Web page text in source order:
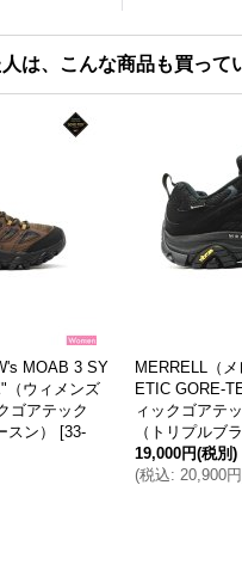
は、こんな商品も買って
（メレル）AG
（アジリテ
）/ Black×Bl
） [ 33-